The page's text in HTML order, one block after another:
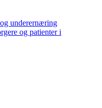
underernæring
og patienter i